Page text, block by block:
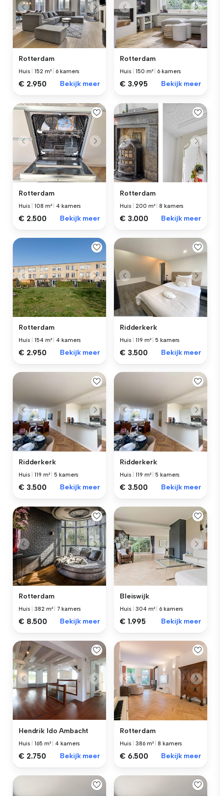
Rotterdam
Huis |152 m² 6 kamers
€ 2.950 Bekijk meer
Rotterdam
Huis |150 m² 6 kamers
€ 3.995 Bekijk meer
Rotterdam
Huis |108 m² 4 kamers
€ 2.500 Bekijk meer
Rotterdam
Huis |200 m² |8 kamers
€ 3.000 Bekijk meer
Rotterdam
Huis |154 m² 4 kamers
€ 2.950 Bekijk meer
Ridderkerk
Huis |119 m² |5 kamers
€ 3.500 Bekijk meer
Ridderkerk
Huis |119 m² |5 kamers
€ 3.500 Bekijk meer
Ridderkerk
Huis |119 m² |5 kamers
€ 3.500 Bekijk meer
Rotterdam
Huis |382 m² |7 kamers
€ 8.500 Bekijk meer
Bleiswijk
Huis |304 m² 6 kamers
€ 1.995 Bekijk meer
Hendrik Ido Ambacht
Huis |165 m² 4 kamers
€ 2.750 Bekijk meer
Rotterdam
Huis |386 m² |8 kamers
€ 6.500 Bekijk meer